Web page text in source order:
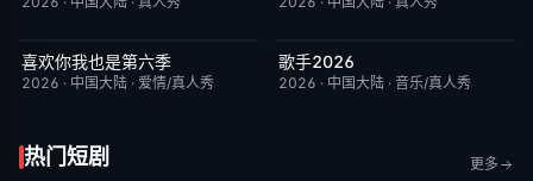
今日更新
喜欢你我也是第六季
2026 · 中国大陆 · 爱情/真人秀
今日更新
歌手2026
2026 · 中国大陆 · 音乐/真人秀
热门短剧 更多